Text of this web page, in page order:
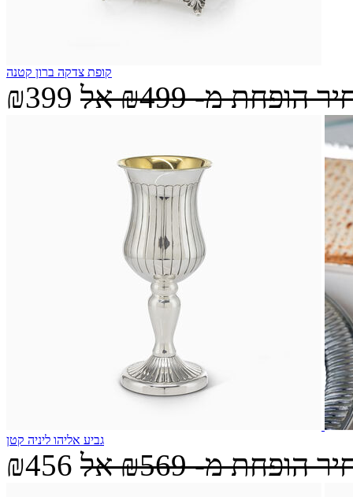
קופת צדקה ברון קטנה
₪399 הופחת מ-₪499 אל
גביע אליהו ליניה קטן
₪456 הופחת מ-₪569 אל